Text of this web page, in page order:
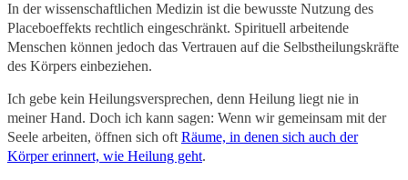
In der wissenschaftlichen Medizin ist die bewusste Nutzung des
Placeboeffekts rechtlich eingeschränkt. Spirituell arbeitende
Menschen können jedoch das Vertrauen auf die Selbstheilungskräfte
des Körpers einbeziehen.
Ich gebe kein Heilungsversprechen, denn Heilung liegt nie in
meiner Hand. Doch ich kann sagen: Wenn wir gemeinsam mit der
Seele arbeiten, öffnen sich oft Räume, in denen sich auch der
Körper erinnert, wie Heilung geht.